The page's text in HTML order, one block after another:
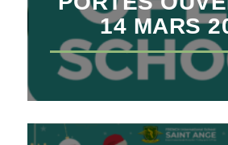
14 MARS